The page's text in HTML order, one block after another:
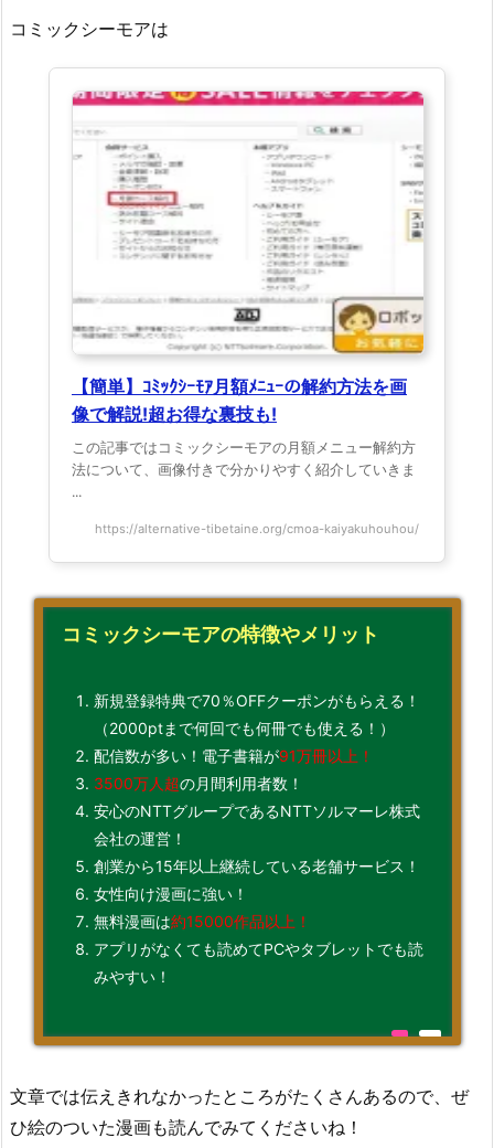
コミックシーモアは
【簡単】ｺﾐｯｸｼｰﾓｱ月額ﾒﾆｭｰの解約方法を画
像で解説!超お得な裏技も!
この記事ではコミックシーモアの月額メニュー解約方
法について、画像付きで分かりやすく紹介していきま
...
https://alternative-tibetaine.org/cmoa-kaiyakuhouhou/
コミックシーモアの特徴やメリット
新規登録特典で70％OFFクーポンがもらえる！
（2000ptまで何回でも何冊でも使える！）
配信数が多い！電子書籍が91万冊以上！
3500万人超の月間利用者数！
安心のNTTグループであるNTTソルマーレ株式
会社の運営！
創業から15年以上継続している老舗サービス！
女性向け漫画に強い！
無料漫画は約15000作品以上！
アプリがなくても読めてPCやタブレットでも読
みやすい！
文章では伝えきれなかったところがたくさんあるので、ぜ
ひ絵のついた漫画も読んでみてくださいね！